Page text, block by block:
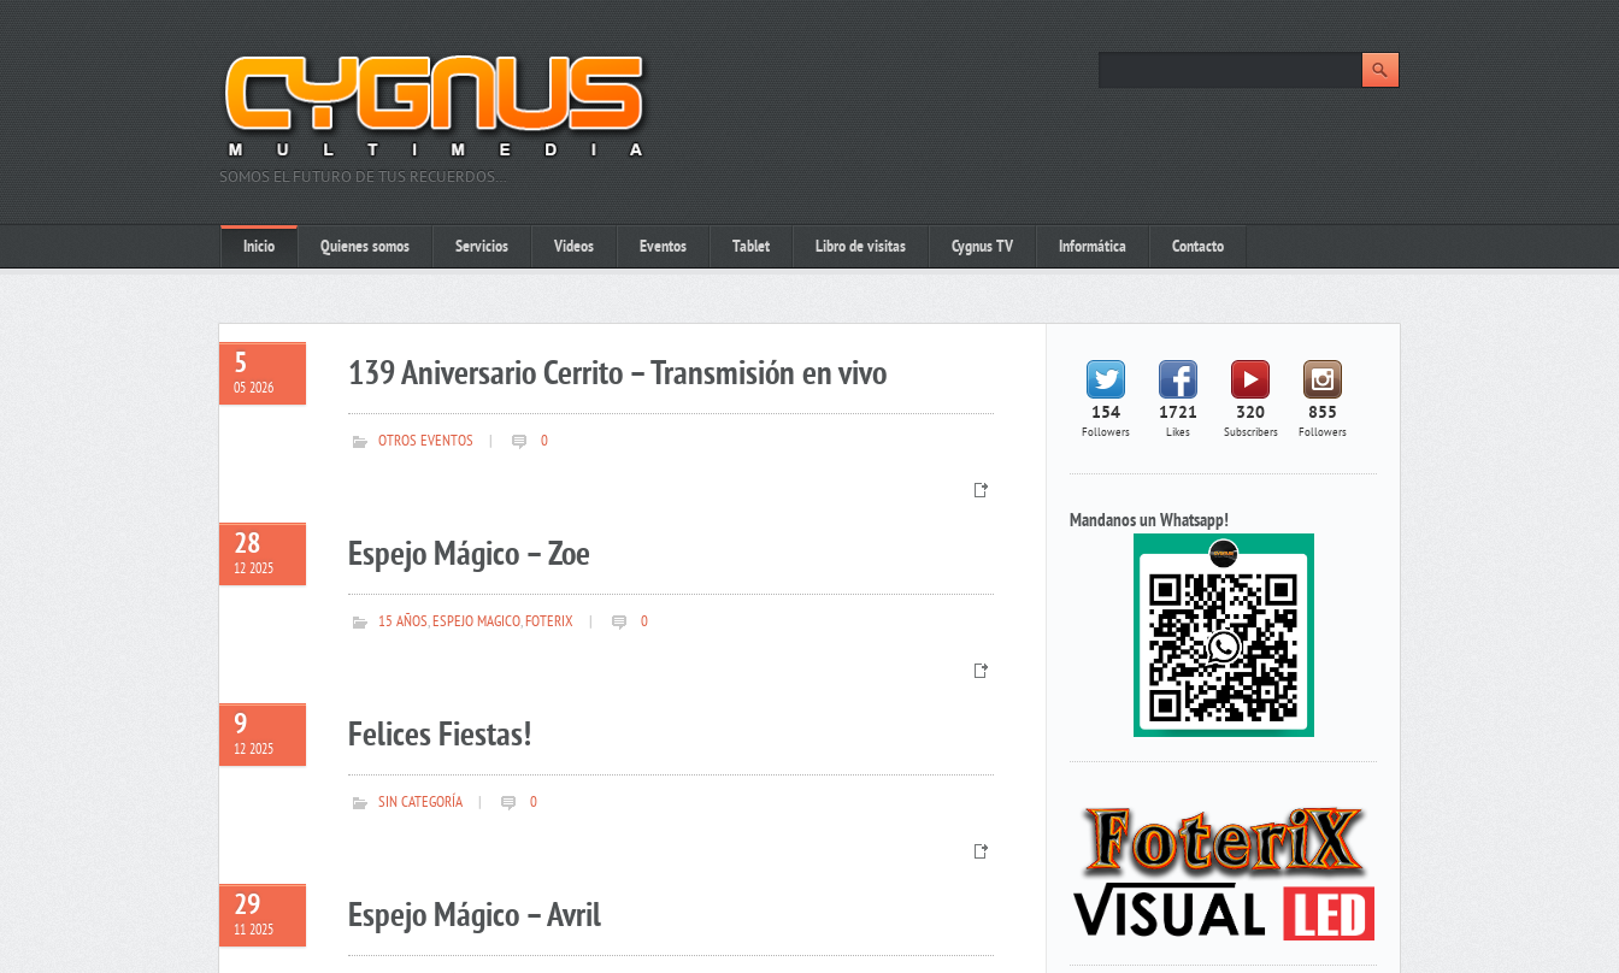
SOMOS EL FUTURO DE TUS RECUERDOS…
Inicio Quienes somos Servicios Videos Eventos Tablet Libro de visitas Cygnus TV Informática Contacto
5
05 2026 139 Aniversario Cerrito – Transmisión en vivo
OTROS EVENTOS 0
28
12 2025 Espejo Mágico – Zoe
15 AÑOS,ESPEJO MAGICO,FOTERIX 0
9
12 2025 Felices Fiestas!
SIN CATEGORÍA 0
29
11 2025 Espejo Mágico – Avril
154
Followers
1721
Likes
320
Subscribers
855
Followers
Mandanos un Whatsapp!